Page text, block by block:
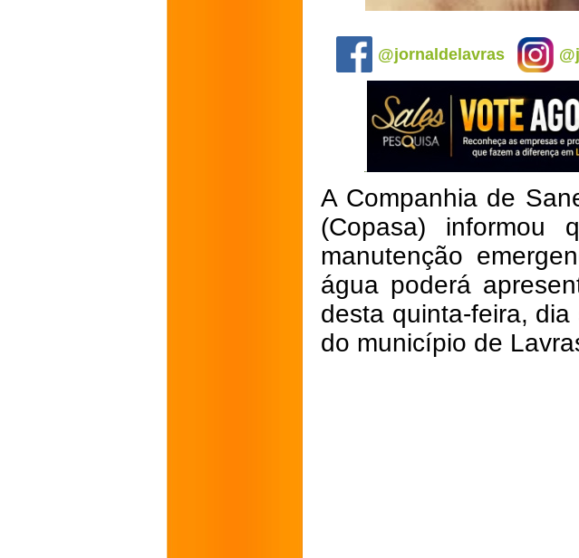
@jornaldelavras
A Companhia de
(Copasa) informou
manutenção
água poderá
desta quinta-feira,
do município de